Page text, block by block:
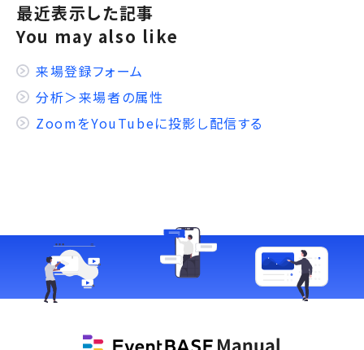
最近表示した記事
You may also like
来場登録フォーム
分析＞来場者の属性
ZoomをYouTubeに投影し配信する